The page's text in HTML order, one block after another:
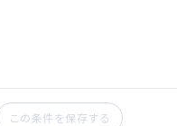
この条件を保存する